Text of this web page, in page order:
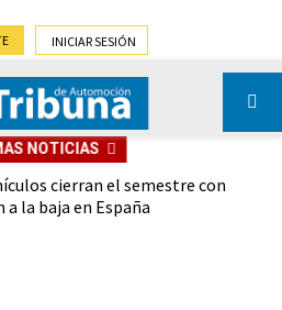
INICIAR SESIÓN
NOTICIAS
cierran el semestre con
a la baja en España